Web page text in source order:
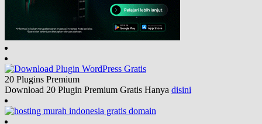
20 Plugins Premium
Download 20 Plugin Premium Gratis Hanya disini